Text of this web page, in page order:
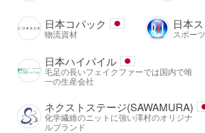
日本コパック
物流資材
日本
スポー
日本ハイパイル
毛足の長いフェイクファーでは国内で唯
一の生産会社
ネクストステージ(SAWAMURA)
化学繊維のニットに強い澤村のオリジナ
ルブランド